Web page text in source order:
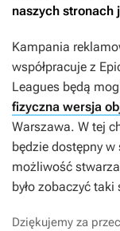
naszych stronach
Kampania
współpracuje z
Leagues będą
fizyczna wersja
Warszawa. W tej
będzie dostępny
możliwość
było zobaczyć
Dziękujemy za